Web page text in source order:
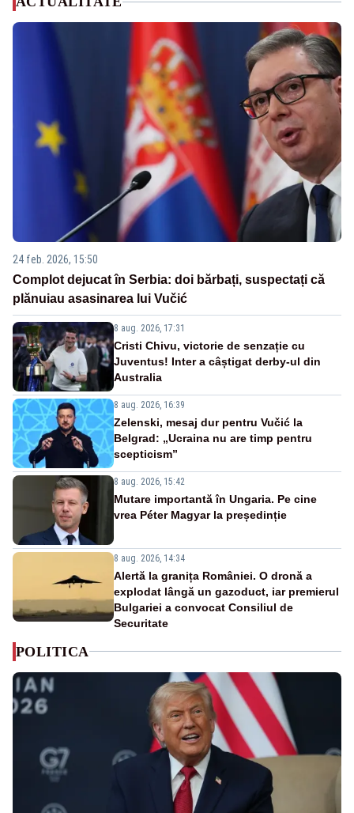
24 feb. 2026, 15:50
Complot dejucat în Serbia: doi bărbați, suspectați că
plănuiau asasinarea lui Vučić
8 aug. 2026, 17:31
Cristi Chivu, victorie de senzație cu
Juventus! Inter a câștigat derby-ul din
Australia
8 aug. 2026, 16:39
Zelenski, mesaj dur pentru Vučić la
Belgrad: „Ucraina nu are timp pentru
scepticism”
8 aug. 2026, 15:42
Mutare importantă în Ungaria. Pe cine
vrea Péter Magyar la președinție
8 aug. 2026, 14:34
Alertă la granița României. O dronă a
explodat lângă un gazoduct, iar premierul
Bulgariei a convocat Consiliul de
Securitate
POLITICA